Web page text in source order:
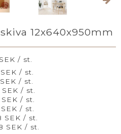
12x640x950mm
/ st.
/ st.
/ st.
/ st.
/ st.
/ st.
SEK / st.
SEK / st.